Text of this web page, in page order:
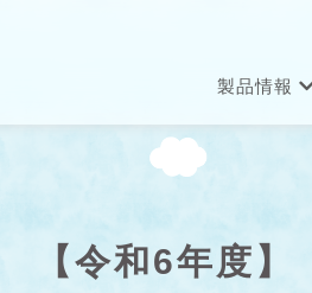
製品情報
【令和6年度】